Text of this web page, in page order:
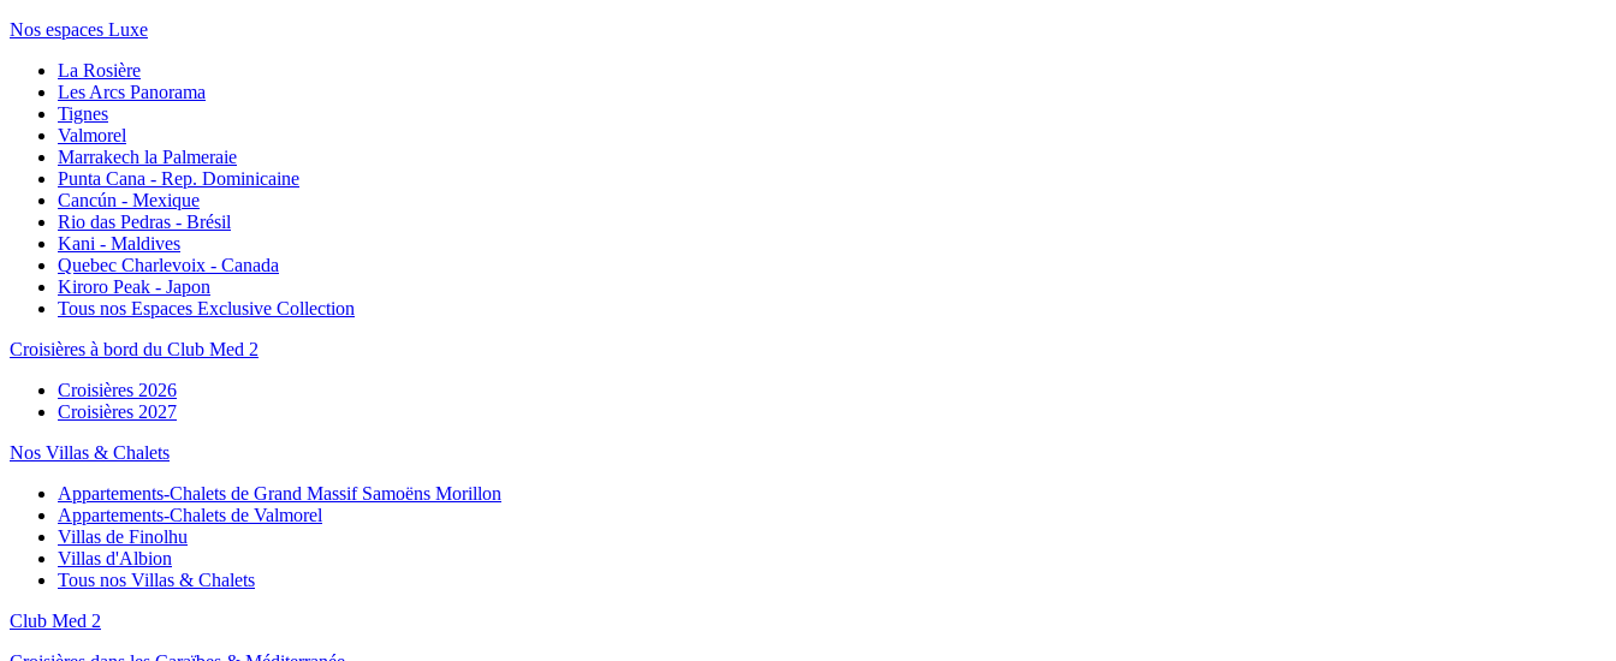
Nos espaces Luxe
La Rosière
Les Arcs Panorama
Tignes
Valmorel
Marrakech la Palmeraie
Punta Cana - Rep. Dominicaine
Cancún - Mexique
Rio das Pedras - Brésil
Kani - Maldives
Quebec Charlevoix - Canada
Kiroro Peak - Japon
Tous nos Espaces Exclusive Collection
Croisières à bord du Club Med 2
Croisières 2026
Croisières 2027
Nos Villas & Chalets
Appartements-Chalets de Grand Massif Samoëns Morillon
Appartements-Chalets de Valmorel
Villas de Finolhu
Villas d'Albion
Tous nos Villas & Chalets
Club Med 2